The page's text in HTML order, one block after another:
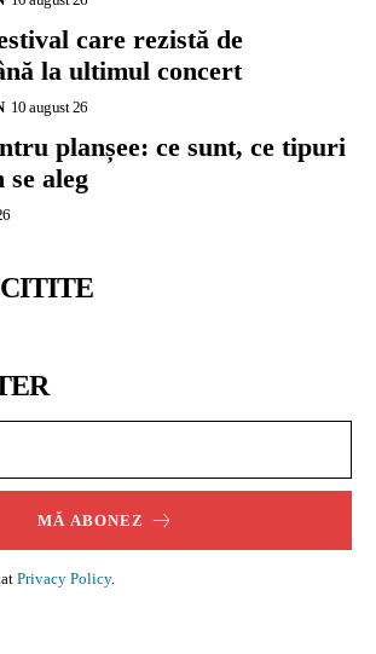
care rezistă de
la ultimul concert
10 august 26
planșee: ce sunt, ce tipuri
se aleg
MĂ ABONEZ
Privacy Policy.